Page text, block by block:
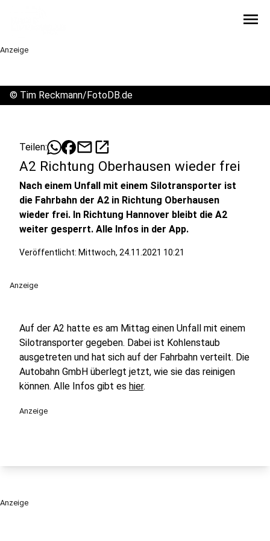
menu
Anzeige
© Tim Reckmann/FotoDB.de
Teilen: mailopen_in_new
A2 Richtung Oberhausen wieder frei
Nach einem Unfall mit einem Silotransporter ist
die Fahrbahn der A2 in Richtung Oberhausen
wieder frei. In Richtung Hannover bleibt die A2
weiter gesperrt. Alle Infos in der App.
Veröffentlicht: Mittwoch, 24.11.2021 10:21
Anzeige
Auf der A2 hatte es am Mittag einen Unfall mit einem
Silotransporter gegeben. Dabei ist Kohlenstaub
ausgetreten und hat sich auf der Fahrbahn verteilt. Die
Autobahn GmbH überlegt jetzt, wie sie das reinigen
können. Alle Infos gibt es hier.
Anzeige
Anzeige